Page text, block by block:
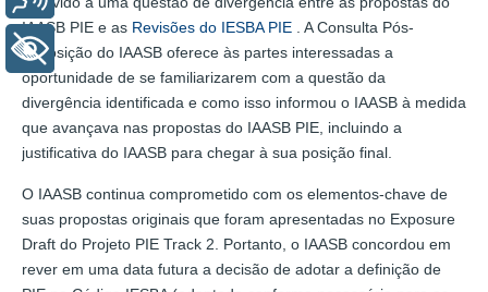
IAASB PIE e as Revisões do IESBA PIE . A Consulta Pós-
Exposição do IAASB oferece às partes interessadas a
oportunidade de se familiarizarem com a questão da
divergência identificada e como isso informou o IAASB à medida
que avançava nas propostas do IAASB PIE, incluindo a
justificativa do IAASB para chegar à sua posição final.
O IAASB continua comprometido com os elementos-chave de
suas propostas originais que foram apresentadas no Exposure
Draft do Projeto PIE Track 2. Portanto, o IAASB concordou em
rever em uma data futura a decisão de adotar a definição de
+ Acessibilidade